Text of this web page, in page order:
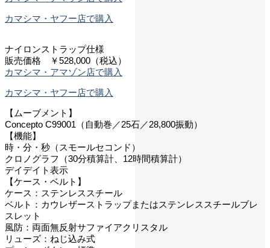
カマシマ・ヤフー店で購入
ナイロンストラップ仕様
販売価格 ￥528,000（税込）
カマシマ・アマゾン店で購入
カマシマ・ヤフー店で購入
【ムーブメント】
Concepto C99001（自動巻／25石／28,800振動）
【機能】
時・分・秒（スモールセコンド）
クロノグラフ（30分積算計、12時間積算計）
デイデイト表示
【ケース・ベルト】
ケース：ステンレススチール
ベルト：カウレザーストラップまたはステンレススチールブレ
スレット
風防：両面無反射サファイアクリスタル
リューズ：ねじ込み式